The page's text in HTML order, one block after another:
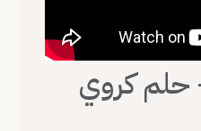
حلم كروي